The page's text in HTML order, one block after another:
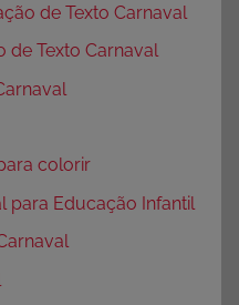
de Texto Carnaval
de Texto Carnaval
colorir
para Educação Infantil